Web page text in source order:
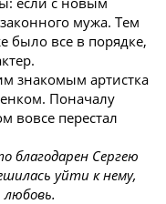
мужа. Тем
было все в порядке,
знакомым артистка
Поначалу
вовсе перестал
благодарен Сергею
уйти к нему,